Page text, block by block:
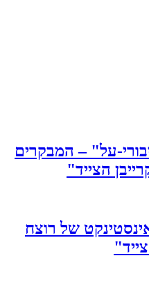
על" – המבקרים
הצייד"
של רוצח